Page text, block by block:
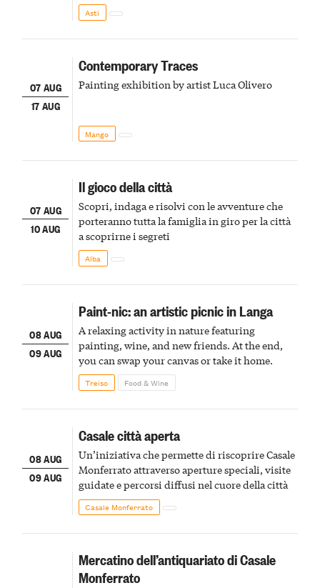
della scena le meraviglie del passato astigiano
Asti
07 AUG
17 AUG
Contemporary Traces
Painting exhibition by artist Luca Olivero
Mango
07 AUG
10 AUG
Il gioco della città
Scopri, indaga e risolvi con le avventure che
porteranno tutta la famiglia in giro per la città
a scoprirne i segreti
Alba
08 AUG
09 AUG
Paint-nic: an artistic picnic in Langa
A relaxing activity in nature featuring
painting, wine, and new friends. At the end,
you can swap your canvas or take it home.
Treiso Food & Wine
08 AUG
09 AUG
Casale città aperta
Un’iniziativa che permette di riscoprire Casale
Monferrato attraverso aperture speciali, visite
guidate e percorsi diffusi nel cuore della città
Casale Monferrato
Mercatino dell’antiquariato di Casale
Monferrato